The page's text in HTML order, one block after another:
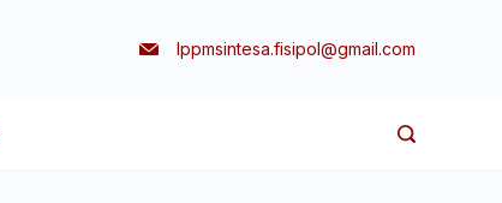
lppmsintesa.fisipol@gmail.com